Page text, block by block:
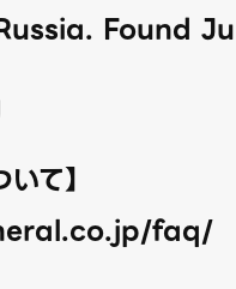
Found
て】
faq/